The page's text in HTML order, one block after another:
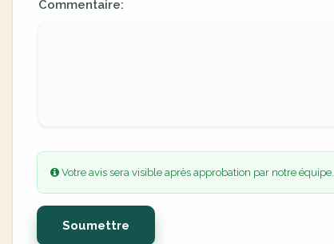
Commentaire:
Votre avis sera visible après approbation par notre équipe.
Soumettre